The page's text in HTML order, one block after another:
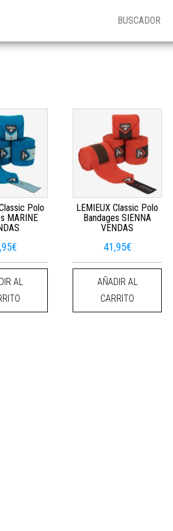
BUSCADOR
se pueden elegir en la página de producto
Polo
MARINE
€
AL
LEMIEUX Classic Polo
Bandages SIENNA
VENDAS
41,95€
AÑADIR AL
CARRITO